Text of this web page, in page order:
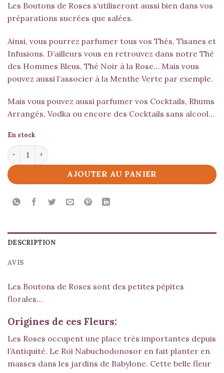
Les Boutons de Roses s’utiliseront aussi bien dans vos
préparations sucrées que salées.
Ainsi, vous pourrez parfumer tous vos Thés, Tisanes et
Infusions. D’ailleurs vous en retrouvez dans notre Thé
des Hommes Bleus, Thé Noir à la Rose… Mais vous
pouvez aussi l’associer à la Menthe Verte par exemple.
Mais vous pouvez aussi parfumer vos Cocktails, Rhums
Arrangés, Vodka ou encore des Cocktails sans alcool…
En stock
quantité de Boutons de Roses
AJOUTER AU PANIER
DESCRIPTION
AVIS
Les Boutons de Roses sont des petites pépites
florales…
Origines de ces Fleurs:
Les Roses occupent une place très importantes depuis
l’Antiquité. Le Roi Nabuchodonosor en fait planter en
masses dans les jardins de Babylone. Cette belle fleur